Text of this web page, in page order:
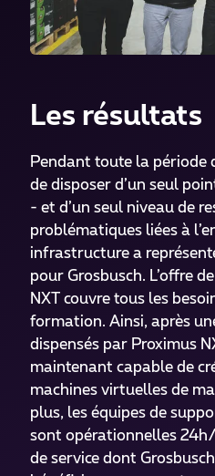
Les résultats
Pendant toute la période
de disposer d’un seul
- et d’un seul niveau de
problématiques liées à
infrastructure a
pour Grosbusch. L’offre
NXT couvre tous les
formation. Ainsi, après
dispensés par Proximus
maintenant capable de
machines virtuelles de
plus, les équipes de
sont opérationnelles
de service dont